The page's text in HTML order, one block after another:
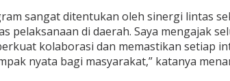
sangat ditentukan oleh sinergi lintas
pelaksanaan di daerah. Saya mengajak
kolaborasi dan memastikan setiap
nyata bagi masyarakat,” katanya